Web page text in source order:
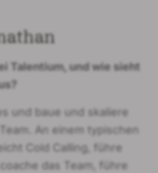
Talentium, und wie sieht
und baue und skaliere
An einem typischen
Cold Calling, führe
das Team, führe